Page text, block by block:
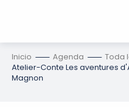
Inicio Agenda
Toda
Atelier-Conte Les aventures
Magnon